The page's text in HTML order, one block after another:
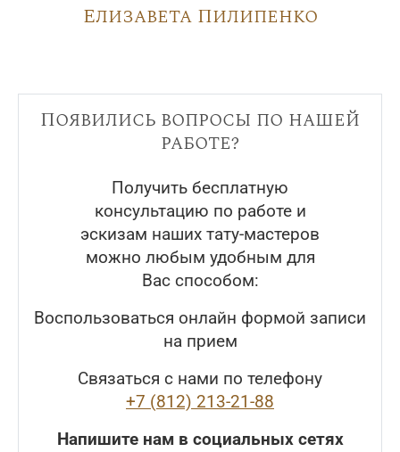
Елизавета Пилипенко
Появились вопросы по нашей
работе?
Получить бесплатную
консультацию по работе и
эскизам наших тату-мастеров
можно любым удобным для
Вас способом:
Воспользоваться онлайн формой записи
на прием
Связаться с нами по телефону
+7 (812) 213-21-88
Напишите нам в социальных сетях